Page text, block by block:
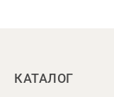
КАТАЛОГ